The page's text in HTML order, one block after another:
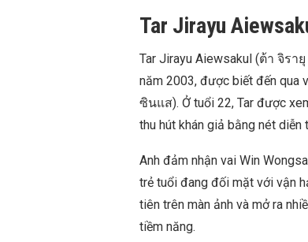
Tar Jirayu
Tar Jirayu Aiewsakul (ต้า จิรา
năm 2003, được biết đến qua
ซินแส). Ở tuổi 22, Tar được
thu hút khán giả bằng nét diễn
Anh đảm nhận vai Win
trẻ tuổi đang đối mặt với vận
tiên trên màn ảnh và mở ra
tiềm năng.